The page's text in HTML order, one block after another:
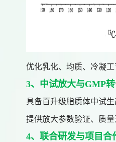
优化乳化、均质、冷凝工
3、中试放大与GMP
具备百升级脂质体中试生
提供放大参数验证、质量
4、联合研发与项目合